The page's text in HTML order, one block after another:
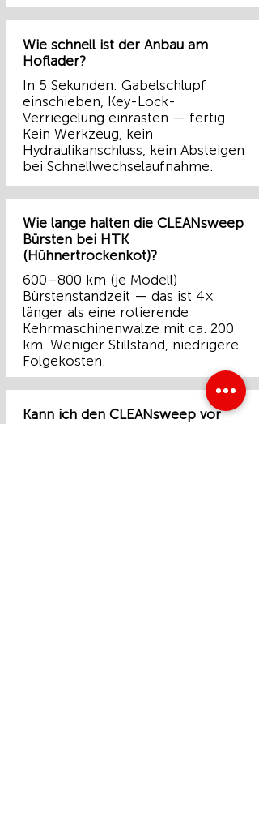
Wie schnell ist der Anbau am
Hoflader?
In 5 Sekunden: Gabelschlupf
einschieben, Key-Lock-
Verriegelung einrasten — fertig.
Kein Werkzeug, kein
Hydraulikanschluss, kein Absteigen
bei Schnellwechselaufnahme.
Wie lange halten die CLEANsweep
Bürsten bei HTK
(Hühnertrockenkot)?
600–800 km (je Modell)
Bürstenstandzeit — das ist 4×
länger als eine rotierende
Kehrmaschinenwalze mit ca. 200
km. Weniger Stillstand, niedrigere
Folgekosten.
Kann ich den CLEANsweep vor